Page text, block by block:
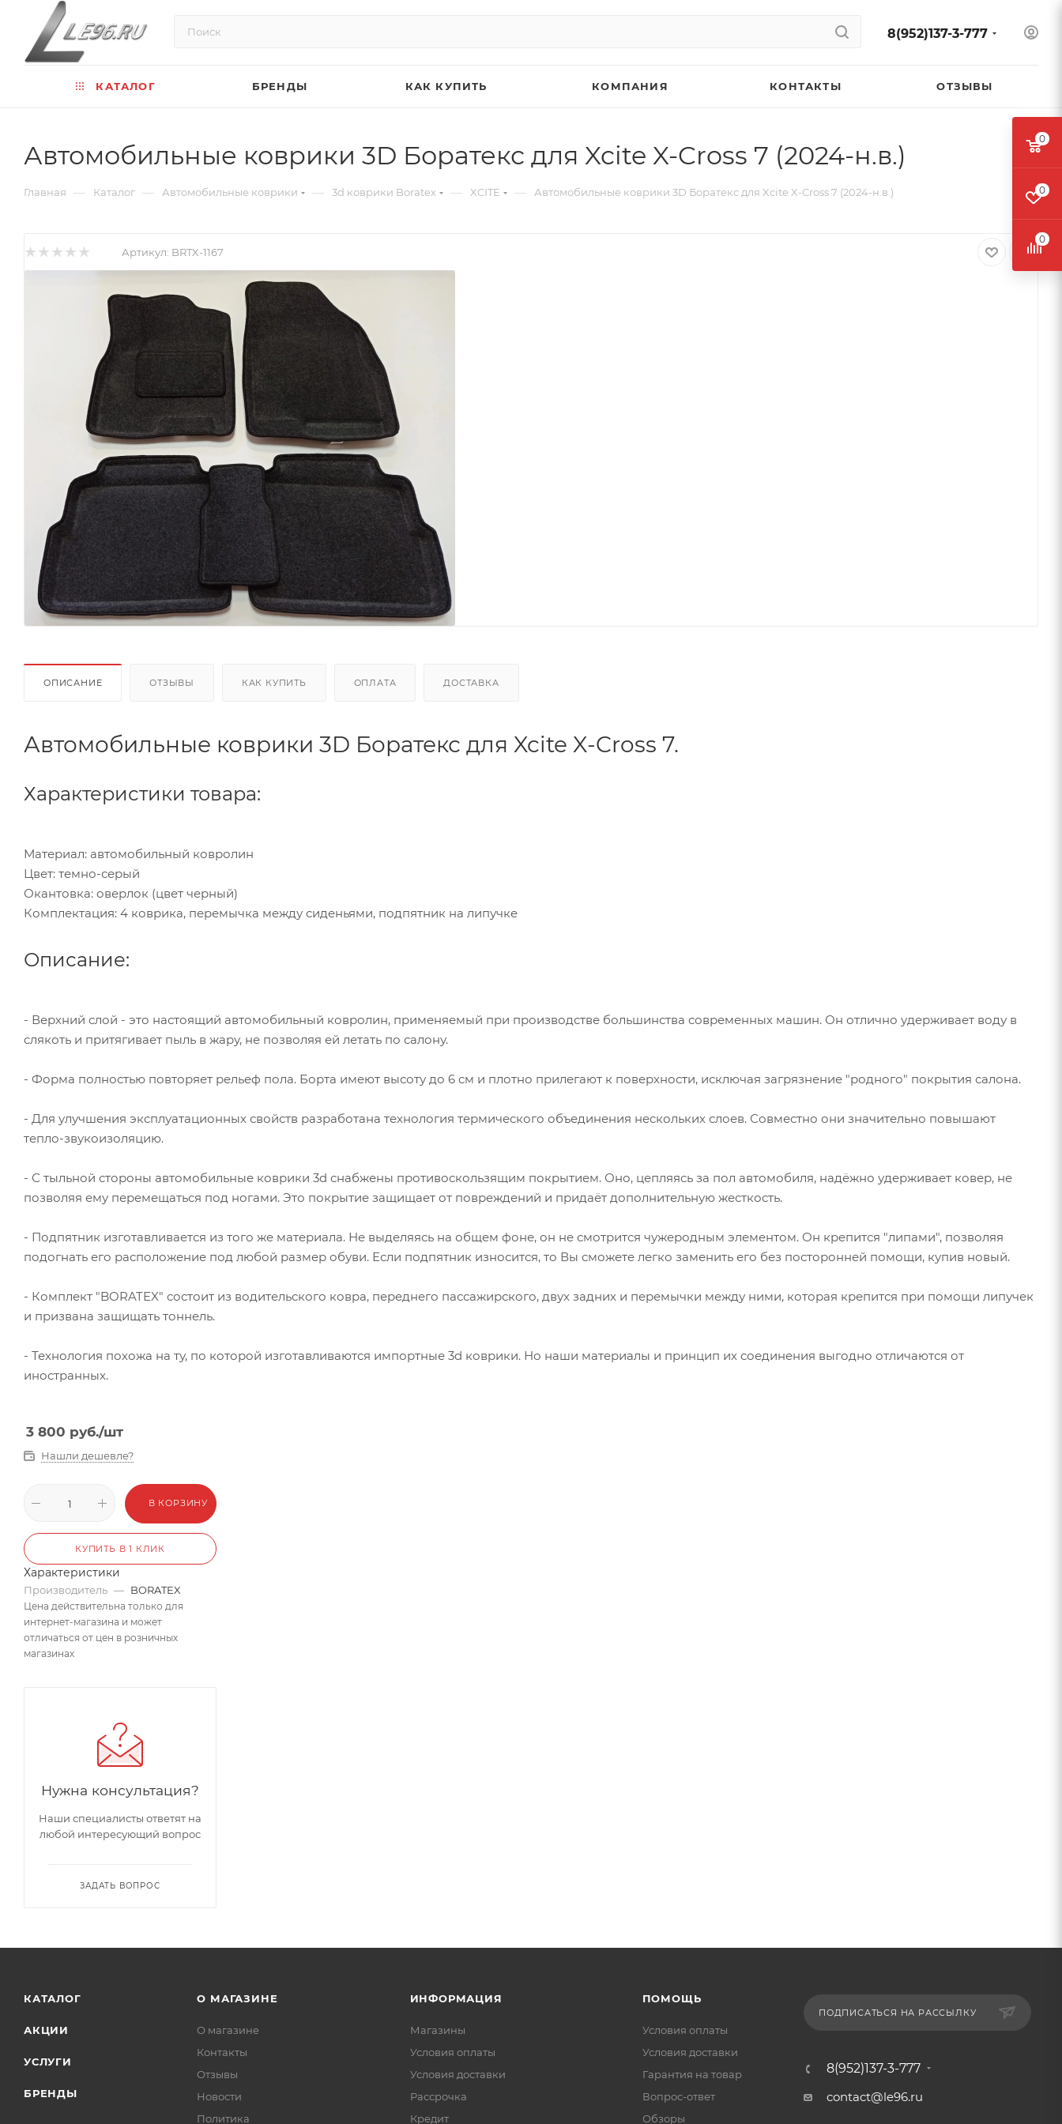
8(952)137-3-777
КАТАЛОГ БРЕНДЫ КАК КУПИТЬ КОМПАНИЯ КОНТАКТЫ ОТЗЫВЫ
Автомобильные коврики 3D Боратекс для Xcite X-Cross 7 (2024-н.в.)
Главная — Каталог — Автомобильные коврики — 3d коврики Boratex — XCITE — Автомобильные коврики 3D Боратекс для Xcite X-Cross 7 (2024-н.в.)
Артикул: BRTX-1167
ОПИСАНИЕ ОТЗЫВЫ КАК КУПИТЬ ОПЛАТА ДОСТАВКА
Автомобильные коврики 3D Боратекс для Xcite X-Cross 7.
Характеристики товара:
Материал: автомобильный ковролин
Цвет: темно-серый
Окантовка: оверлок (цвет черный)
Комплектация: 4 коврика, перемычка между сиденьями, подпятник на липучке
Описание:
- Верхний слой - это настоящий автомобильный ковролин, применяемый при производстве большинства современных машин. Он отлично удерживает воду в
слякоть и притягивает пыль в жару, не позволяя ей летать по салону.
- Форма полностью повторяет рельеф пола. Борта имеют высоту до 6 см и плотно прилегают к поверхности, исключая загрязнение "родного" покрытия салона.
- Для улучшения эксплуатационных свойств разработана технология термического объединения нескольких слоев. Совместно они значительно повышают
тепло-звукоизоляцию.
- С тыльной стороны автомобильные коврики 3d снабжены противоскользящим покрытием. Оно, цепляясь за пол автомобиля, надёжно удерживает ковер, не
позволяя ему перемещаться под ногами. Это покрытие защищает от повреждений и придаёт дополнительную жесткость.
- Подпятник изготавливается из того же материала. Не выделяясь на общем фоне, он не смотрится чужеродным элементом. Он крепится "липами", позволяя
подогнать его расположение под любой размер обуви. Если подпятник износится, то Вы сможете легко заменить его без посторонней помощи, купив новый.
- Комплект "BORATEX" состоит из водительского ковра, переднего пассажирского, двух задних и перемычки между ними, которая крепится при помощи липучек
и призвана защищать тоннель.
- Технология похожа на ту, по которой изготавливаются импортные 3d коврики. Но наши материалы и принцип их соединения выгодно отличаются от
иностранных.
3 800 руб./шт
Нашли дешевле?
В КОРЗИНУ
КУПИТЬ В 1 КЛИК
Характеристики
Производитель — BORATEX
Цена действительна только для
интернет-магазина и может
отличаться от цен в розничных
магазинах
Нужна консультация?
Наши специалисты ответят на
любой интересующий вопрос
ЗАДАТЬ ВОПРОС
КАТАЛОГ
АКЦИИ
УСЛУГИ
БРЕНДЫ
О МАГАЗИНЕ
О магазине
Контакты
Отзывы
Новости
Политика
ИНФОРМАЦИЯ
Магазины
Условия оплаты
Условия доставки
Рассрочка
Кредит
ПОМОЩЬ
Условия оплаты
Условия доставки
Гарантия на товар
Вопрос-ответ
Обзоры
ПОДПИСАТЬСЯ НА РАССЫЛКУ
8(952)137-3-777
contact@le96.ru
0
0
0